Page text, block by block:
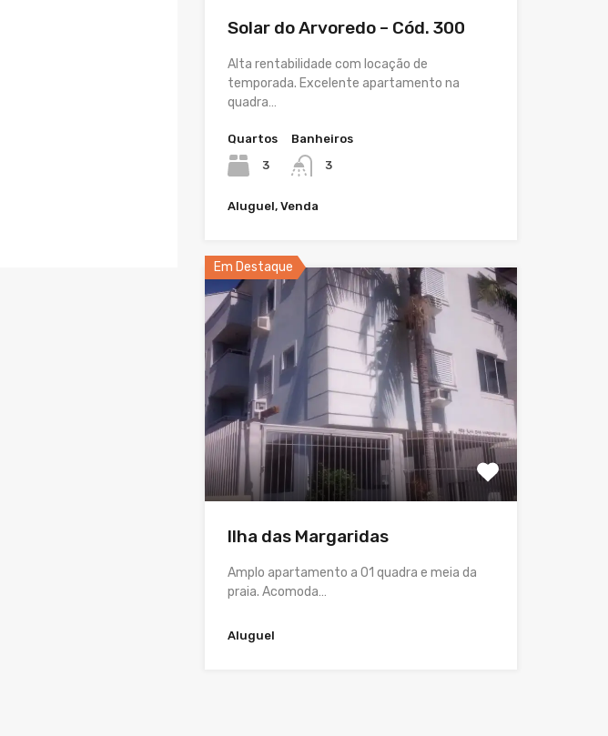
Solar do Arvoredo – Cód. 300
Alta rentabilidade com locação de
temporada. Excelente apartamento na
quadra…
Quartos
3
Banheiros
3
Aluguel, Venda
Em Destaque
Ilha das Margaridas
Amplo apartamento a 01 quadra e meia da
praia. Acomoda…
Aluguel